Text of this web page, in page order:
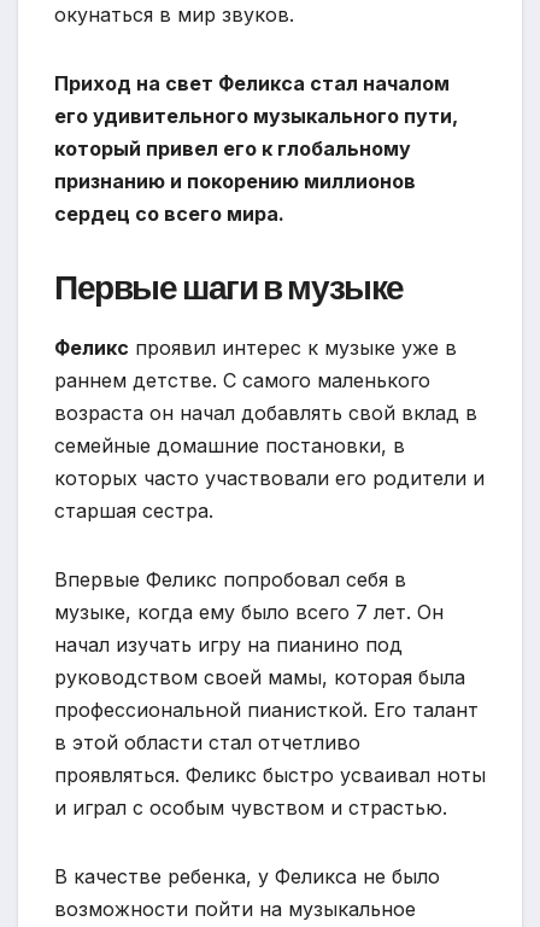
окунаться в мир звуков.
Приход на свет Феликса стал началом
его удивительного музыкального пути,
который привел его к глобальному
признанию и покорению миллионов
сердец со всего мира.
Первые шаги в музыке
Феликс проявил интерес к музыке уже в
раннем детстве. С самого маленького
возраста он начал добавлять свой вклад в
семейные домашние постановки, в
которых часто участвовали его родители и
старшая сестра.
Впервые Феликс попробовал себя в
музыке, когда ему было всего 7 лет. Он
начал изучать игру на пианино под
руководством своей мамы, которая была
профессиональной пианисткой. Его талант
в этой области стал отчетливо
проявляться. Феликс быстро усваивал ноты
и играл с особым чувством и страстью.
В качестве ребенка, у Феликса не было
возможности пойти на музыкальное